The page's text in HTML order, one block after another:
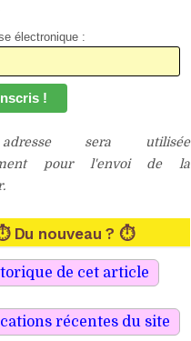
électronique :
sera utilisée
pour l'envoi de la
Du nouveau ? ⏱